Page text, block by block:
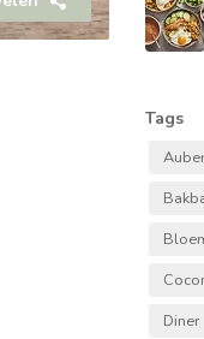
Tags
Diner